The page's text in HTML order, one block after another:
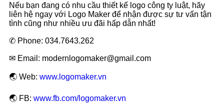
Nếu bạn đang có nhu cầu thiết kế logo công ty luật, hãy
liên hệ ngay với Logo Maker để nhận được sự tư vấn tận
tình cũng như nhiều ưu đãi hấp dẫn nhất!
✆ Phone: 034.7643.262
✉ Email: modernlogomaker@gmail.com
🌏 Web: www.logomaker.vn
🌏 FB: www.fb.com/logomaker.vn